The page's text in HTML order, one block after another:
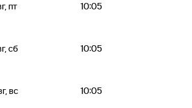
пт 10:05
сб 10:05
вс 10:05